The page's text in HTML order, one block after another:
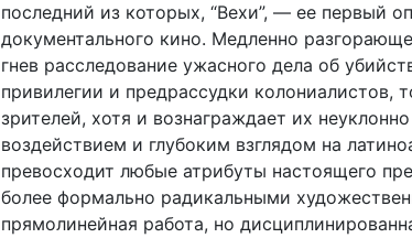
последний из которых, “Вехи”, — ее первый
документального кино. Медленно
гнев расследование ужасного дела об
привилегии и предрассудки колониалистов,
зрителей, хотя и вознаграждает их
воздействием и глубоким взглядом на
превосходит любые атрибуты настоящего
более формально радикальными
прямолинейная работа, но